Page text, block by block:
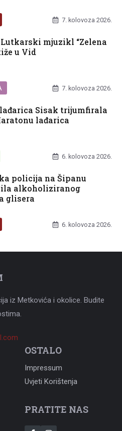
7. kolovoza 2026.
mjuzikl “Zelena
u Vid
7. kolovoza 2026.
Sisak trijumfirala
lađarica
6. kolovoza 2026.
policija na Šipanu
alkoholiziranog
glisera
6. kolovoza 2026.
iz Metkovića i okolice. Budite
OSTALO
Impressum
Uvjeti Korištenja
PRATITE NAS